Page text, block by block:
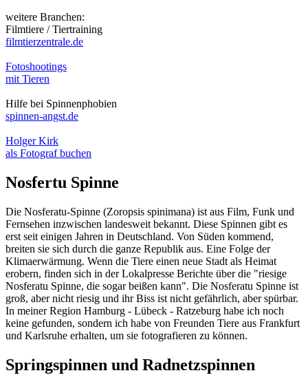
weitere Branchen:
Filmtiere / Tiertraining
filmtierzentrale.de
Fotoshootings
mit Tieren
Hilfe bei Spinnenphobien
spinnen-angst.de
Holger Kirk
als Fotograf buchen
Nosfertu Spinne
Die Nosferatu-Spinne (Zoropsis spinimana) ist aus Film, Funk und
Fernsehen inzwischen landesweit bekannt. Diese Spinnen gibt es
erst seit einigen Jahren in Deutschland. Von Süden kommend,
breiten sie sich durch die ganze Republik aus. Eine Folge der
Klimaerwärmung. Wenn die Tiere einen neue Stadt als Heimat
erobern, finden sich in der Lokalpresse Berichte über die "riesige
Nosferatu Spinne, die sogar beißen kann". Die Nosferatu Spinne ist
groß, aber nicht riesig und ihr Biss ist nicht gefährlich, aber spürbar.
In meiner Region Hamburg - Lübeck - Ratzeburg habe ich noch
keine gefunden, sondern ich habe von Freunden Tiere aus Frankfurt
und Karlsruhe erhalten, um sie fotografieren zu können.
Springspinnen und Radnetzspinnen